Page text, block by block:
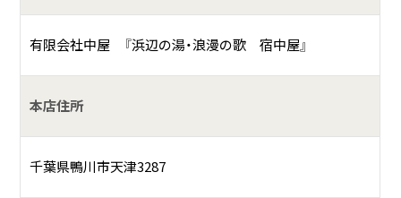
有限会社中屋 『浜辺の湯・浪漫の歌 宿中屋』
本店住所
千葉県鴨川市天津3287